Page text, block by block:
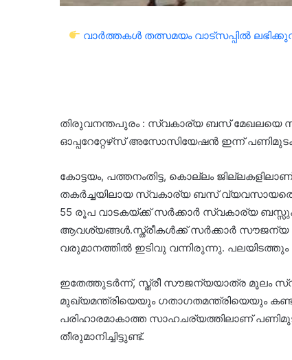
വാർത്തകൾ തത്സമയം വാട്സപ്പിൽ
തിരുവനന്തപുരം : സ്വകാര്യ ബസ് മേഖലയെ
ഓപ്പറേറ്റേഴ്‌സ് അസോസിയേഷൻ ഇന്ന്
കോട്ടയം, പത്തനംതിട്ട, കൊല്ലം
തകർച്ചയിലായ സ്വകാര്യ ബസ് വ്യവസായത്തെ
55 രൂപ വാടകയ്ക്ക് സർക്കാർ സ്വകാര്യ
ആവശ്യങ്ങള്‍.സ്ത്രീകള്‍ക്ക് സര്‍ക്കാര്‍
വരുമാനത്തില്‍ ഇടിവു വന്നിരുന്നു.
ഇതേത്തുടര്‍ന്ന്, സ്ത്രീ സൗജന്യയാത്ര മൂലം
മുഖ്യമന്ത്രിയെയും ഗതാഗതമന്ത്രിയെയും
പരിഹാരമാകാത്ത സാഹചര്യത്തിലാണ്
തീരുമാനിച്ചിട്ടുണ്ട്.